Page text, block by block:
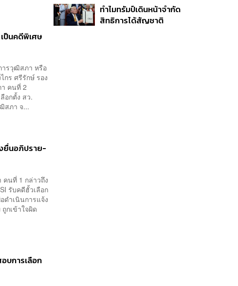
ป็นคดีพิเศษ
ารวุฒิสภา หรือ
ร ศรีรักษ์ รอง
คนที่ 2
อกตั้ง สว.
สภา จ...
ยื่นอภิปราย-
คนที่ 1 กล่าวถึง
รับคดีฮั้วเลือก
ดำเนินการแจ้ง
กเข้าใจผิด
บการเลือก
มาแสดงในมิวสิกวิดีโอ
ทำไมทรัมป์เดินหน้าจำกัด
สิทธิการได้สัญชาติ